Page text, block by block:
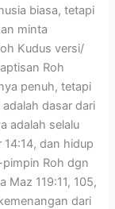
biasa, tetapi
minta
Kudus versi/
Roh
penuh, tetapi
dasar dari
adalah selalu
14:14, dan hidup
Roh dgn
Maz 119:11, 105,
dari